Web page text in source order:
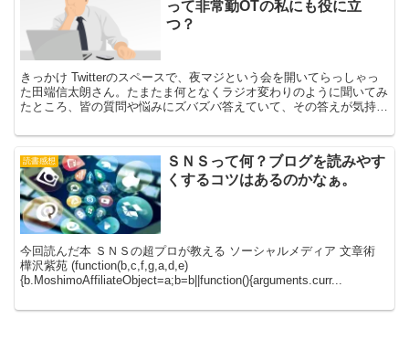
って非常勤OTの私にも役に立
つ？
きっかけ Twitterのスペースで、夜マジという会を開いてらっしゃっ
た田端信太朗さん。たまたま何となくラジオ変わりのように聞いてみ
たところ、皆の質問や悩みにズバズバ答えていて、その答えが気持ち
読書感想
ＳＮＳって何？ブログを読みやす
くするコツはあるのかなぁ。
今回読んだ本 ＳＮＳの超プロが教える ソーシャルメディア 文章術
樺沢紫苑 (function(b,c,f,g,a,d,e)
{b.MoshimoAffiliateObject=a;b=b||function(){arguments.curr...